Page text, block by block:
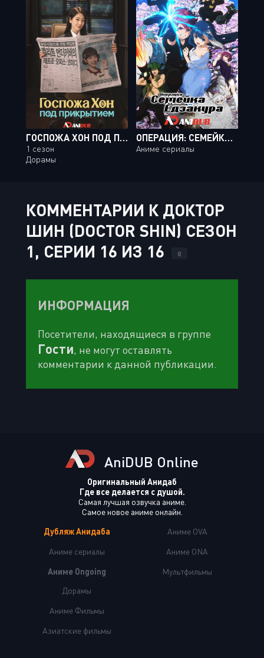
ГОСПОЖА ХОН ПОД ПРИКРЫТИЕМ
1 сезон
Дорамы
ОПЕРАЦИЯ: СЕМЕЙКА ЁДЗАКУРА / YOZAKURA-SAN CHI NO DAISAKUSEN [27 ИЗ 27]
Аниме сериалы
КОММЕНТАРИИ К ДОКТОР
ШИН (DOCTOR SHIN) СЕЗОН
1, СЕРИИ 16 ИЗ 16
0
ИНФОРМАЦИЯ
Посетители, находящиеся в группе
Гости, не могут оставлять
комментарии к данной публикации.
AniDUB Online
Оригинальный Анидаб
Где все делается с душой.
Самая лучшая озвучка аниме.
Самое новое аниме онлайн.
Дубляж Анидаба
Аниме сериалы
Аниме Ongoing
Аниме OVA
Аниме ONA
Мультфильмы
Дорамы
Аниме Фильмы
Азиатские фильмы